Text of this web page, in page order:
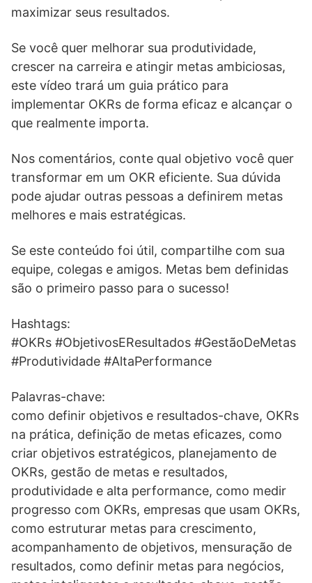
maximizar seus resultados.
Se você quer melhorar sua produtividade,
crescer na carreira e atingir metas ambiciosas,
este vídeo trará um guia prático para
implementar OKRs de forma eficaz e alcançar o
que realmente importa.
Nos comentários, conte qual objetivo você quer
transformar em um OKR eficiente. Sua dúvida
pode ajudar outras pessoas a definirem metas
melhores e mais estratégicas.
Se este conteúdo foi útil, compartilhe com sua
equipe, colegas e amigos. Metas bem definidas
são o primeiro passo para o sucesso!
Hashtags:
#OKRs #ObjetivosEResultados #GestãoDeMetas
#Produtividade #AltaPerformance
Palavras-chave:
como definir objetivos e resultados-chave, OKRs
na prática, definição de metas eficazes, como
criar objetivos estratégicos, planejamento de
OKRs, gestão de metas e resultados,
produtividade e alta performance, como medir
progresso com OKRs, empresas que usam OKRs,
como estruturar metas para crescimento,
acompanhamento de objetivos, mensuração de
resultados, como definir metas para negócios,